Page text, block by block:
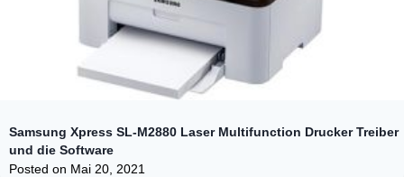
Samsung Xpress SL-M2880 Laser Multifunction Drucker Treiber
und die Software
Posted on Mai 20, 2021